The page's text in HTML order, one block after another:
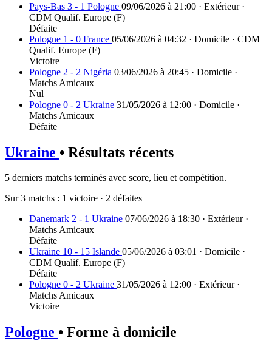
Pays-Bas 3 - 1 Pologne 09/06/2026 à 21:00 · Extérieur ·
CDM Qualif. Europe (F)
Défaite
Pologne 1 - 0 France 05/06/2026 à 04:32 · Domicile · CDM
Qualif. Europe (F)
Victoire
Pologne 2 - 2 Nigéria 03/06/2026 à 20:45 · Domicile ·
Matchs Amicaux
Nul
Pologne 0 - 2 Ukraine 31/05/2026 à 12:00 · Domicile ·
Matchs Amicaux
Défaite
Ukraine • Résultats récents
5 derniers matchs terminés avec score, lieu et compétition.
Sur 3 matchs : 1 victoire · 2 défaites
Danemark 2 - 1 Ukraine 07/06/2026 à 18:30 · Extérieur ·
Matchs Amicaux
Défaite
Ukraine 10 - 15 Islande 05/06/2026 à 03:01 · Domicile ·
CDM Qualif. Europe (F)
Défaite
Pologne 0 - 2 Ukraine 31/05/2026 à 12:00 · Extérieur ·
Matchs Amicaux
Victoire
Pologne • Forme à domicile